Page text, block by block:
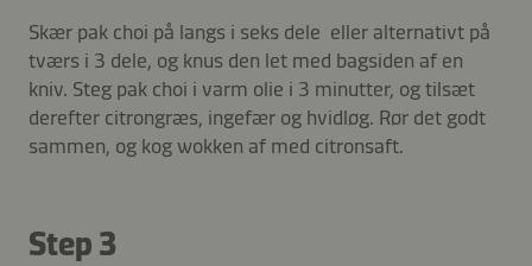
Skær pak choi på langs i seks dele eller alternativt på
tværs i 3 dele, og knus den let med bagsiden af en
kniv. Steg pak choi i varm olie i 3 minutter, og tilsæt
derefter citrongræs, ingefær og hvidløg. Rør det godt
sammen, og kog wokken af med citronsaft.
Step 3